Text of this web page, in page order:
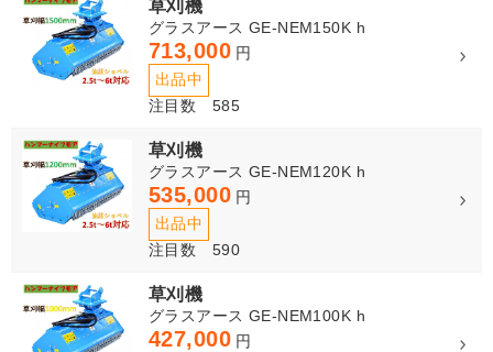
草刈機
グラスアース GE-NEM150K h
713,000円
出品中
注目数 585
草刈機
グラスアース GE-NEM120K h
535,000円
出品中
注目数 590
草刈機
グラスアース GE-NEM100K h
427,000円